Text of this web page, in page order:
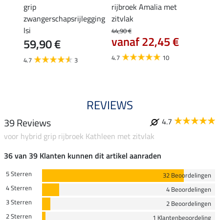
grip
zwangerschapsrijlegging
Isi
59,90 €
4.7 3
rijbroek Amalia met
zitvlak
44,90 €
vanaf 22,45 €
4.7 10
REVIEWS
39 Reviews
4.7
voor hybrid grip rijbroek Kathleen met zitvlak
36 van 39 Klanten kunnen dit artikel aanraden
5 Sterren
32 Beoordelingen
4 Sterren
4 Beoordelingen
3 Sterren
2 Beoordelingen
2 Sterren
1 Klantenbeoordeling